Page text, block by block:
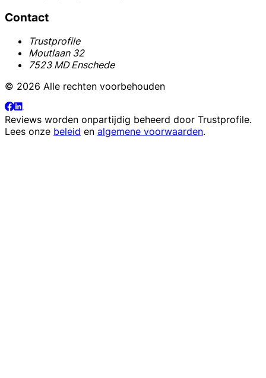
Contact
Trustprofile
Moutlaan 32
7523 MD Enschede
© 2026 Alle rechten voorbehouden
Reviews worden onpartijdig beheerd door Trustprofile.
Lees onze beleid en algemene voorwaarden.